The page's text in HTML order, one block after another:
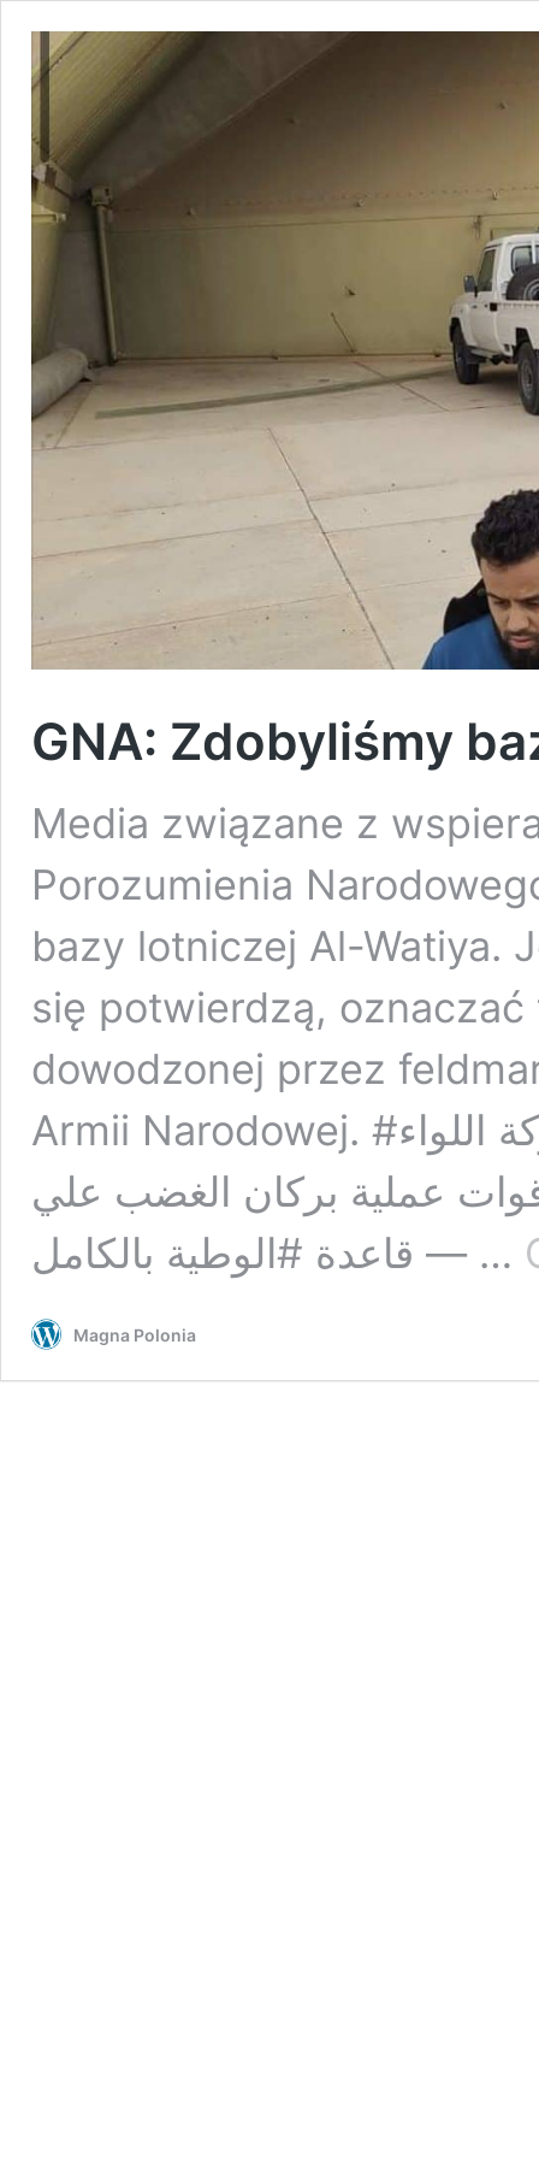
GNA: Zdobyliśmy
Media związane z
Porozumienia
bazy lotniczej Al-Watiya.
się potwierdzą,
dowodzonej przez
Armii Narodowej. #عاجل | آمر غرفة العمليات المشتركة اللواء
عملية بركان الغضب علي
قاعدة #الوطية بالكامل — …
Magna Polonia